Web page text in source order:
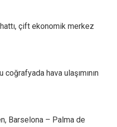
çift ekonomik merkez
hava ulaşımının
Barselona – Palma de